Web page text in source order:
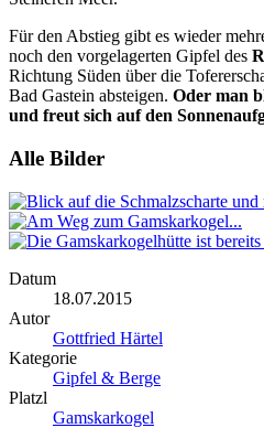
Für den Abstieg gibt es wieder
noch den vorgelagerten Gipfel des
Richtung Süden über die
Bad Gastein absteigen. Oder man
und freut sich auf den
Alle Bilder
Datum
18.07.2015
Autor
Gottfried Härtel
Kategorie
Gipfel & Berge
Platzl
Gamskarkogel